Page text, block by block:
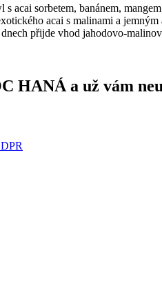
acai sorbetem, banánem,
acai s malinami a
přijde vhod jahodovo-
HANÁ a už vám